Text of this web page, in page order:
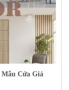
Mẫu Cửa Giả